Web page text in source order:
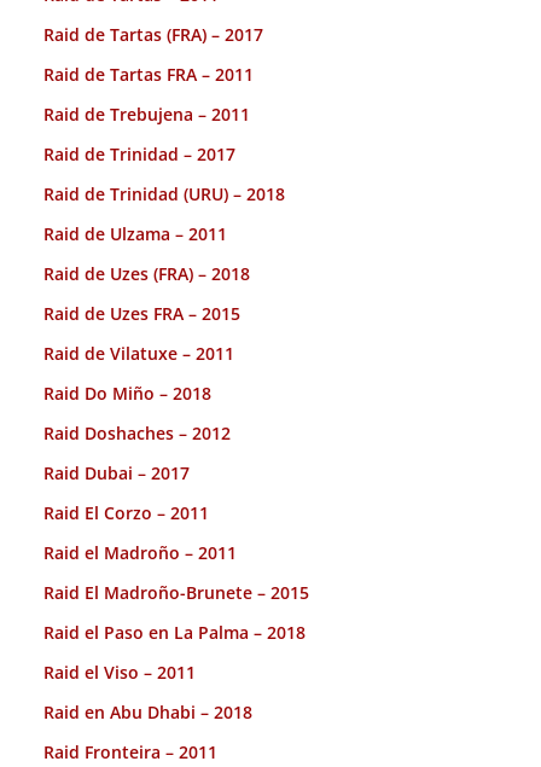
Raid de Tartas (FRA) – 2017
Raid de Tartas FRA – 2011
Raid de Trebujena – 2011
Raid de Trinidad – 2017
Raid de Trinidad (URU) – 2018
Raid de Ulzama – 2011
Raid de Uzes (FRA) – 2018
Raid de Uzes FRA – 2015
Raid de Vilatuxe – 2011
Raid Do Miño – 2018
Raid Doshaches – 2012
Raid Dubai – 2017
Raid El Corzo – 2011
Raid el Madroño – 2011
Raid El Madroño-Brunete – 2015
Raid el Paso en La Palma – 2018
Raid el Viso – 2011
Raid en Abu Dhabi – 2018
Raid Fronteira – 2011